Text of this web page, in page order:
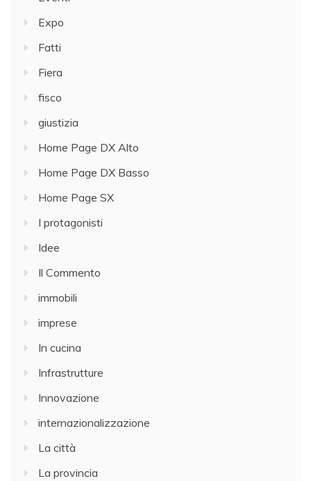
Expo
Fatti
Fiera
fisco
giustizia
Home Page DX Alto
Home Page DX Basso
Home Page SX
I protagonisti
Idee
Il Commento
immobili
imprese
In cucina
Infrastrutture
Innovazione
internazionalizzazione
La città
La provincia